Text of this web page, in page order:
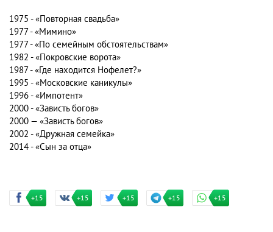
1975 - «Повторная свадьба»
1977 - «Мимино»
1977 - «По семейным обстоятельствам»
1982 - «Покровские ворота»
1987 - «Где находится Нофелет?»
1995 - «Московские каникулы»
1996 - «Импотент»
2000 - «Зависть богов»
2000 — «Зависть богов»
2002 - «Дружная семейка»
2014 - «Сын за отца»
+15 +15 +15 +15 +15